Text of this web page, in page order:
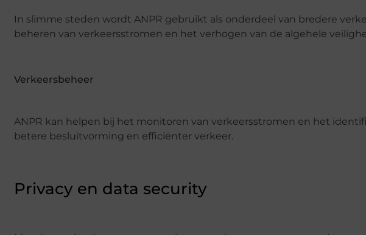
In slimme steden wordt ANPR gebruikt als onderdeel van bredere
beheren van verkeersstromen en het verhogen van de algehele
Verkeersbeheer
ANPR kan helpen bij het monitoren van verkeersstromen en het
betere besluitvorming en efficiënter verkeer.
Privacy en data security